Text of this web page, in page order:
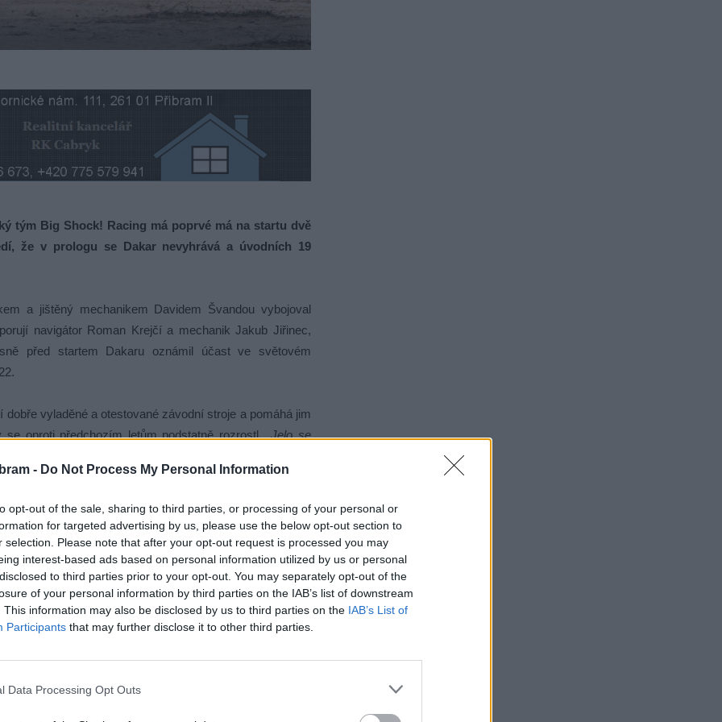
- Do Not Process My Personal Information
opt-out of the sale, sharing to third parties, or processing of your personal or
for targeted advertising by us, please use the below opt-out section to
selection. Please note that after your opt-out request is processed you may
interest-based ads based on personal information utilized by us or personal
to third parties prior to your opt-out. You may separately opt-out of the
of your personal information by third parties on the IAB’s list of downstream
This information may also be disclosed by us to third parties on the IAB’s List of
Participants that may further disclose it to other third parties.
Data Processing Opt Outs
tým Big Shock! Racing má poprvé má na startu dvě
že v prologu se Dakar nevyhrává a úvodních 19
a jištěný mechanikem Davidem Švandou vybojoval
navigátor Roman Krejčí a mechanik Jakub Jiřinec,
před startem Dakaru oznámil účast ve světovém
vyladěné a otestované závodní stroje a pomáhá jim
se oproti předchozím letům podstatně rozrostl.„Jelo se
Duny, ve kterých záleželo na volbě trasy. Zbytečně
je jednoduchá. Musíme teď s chladnou hlavou
přidávat. Důležité je, že nám Marťas Šoltys bude
říká Martin Macík, který v loňském ročníku Dakaru
místě, dnes vyjel na trať s novým závodním kamionem,
dorazit do cíle. V prvních etapách se budu s novým
Každopádně, letošní Dakar pojedu s rozumem.
spoustu překvapení. Na začátku určitě není potřeba